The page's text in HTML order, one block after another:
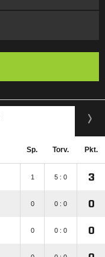
Sp. Torv. Pkt.
1 5 : 0 3
0 0 : 0 0
0 0 : 0 0